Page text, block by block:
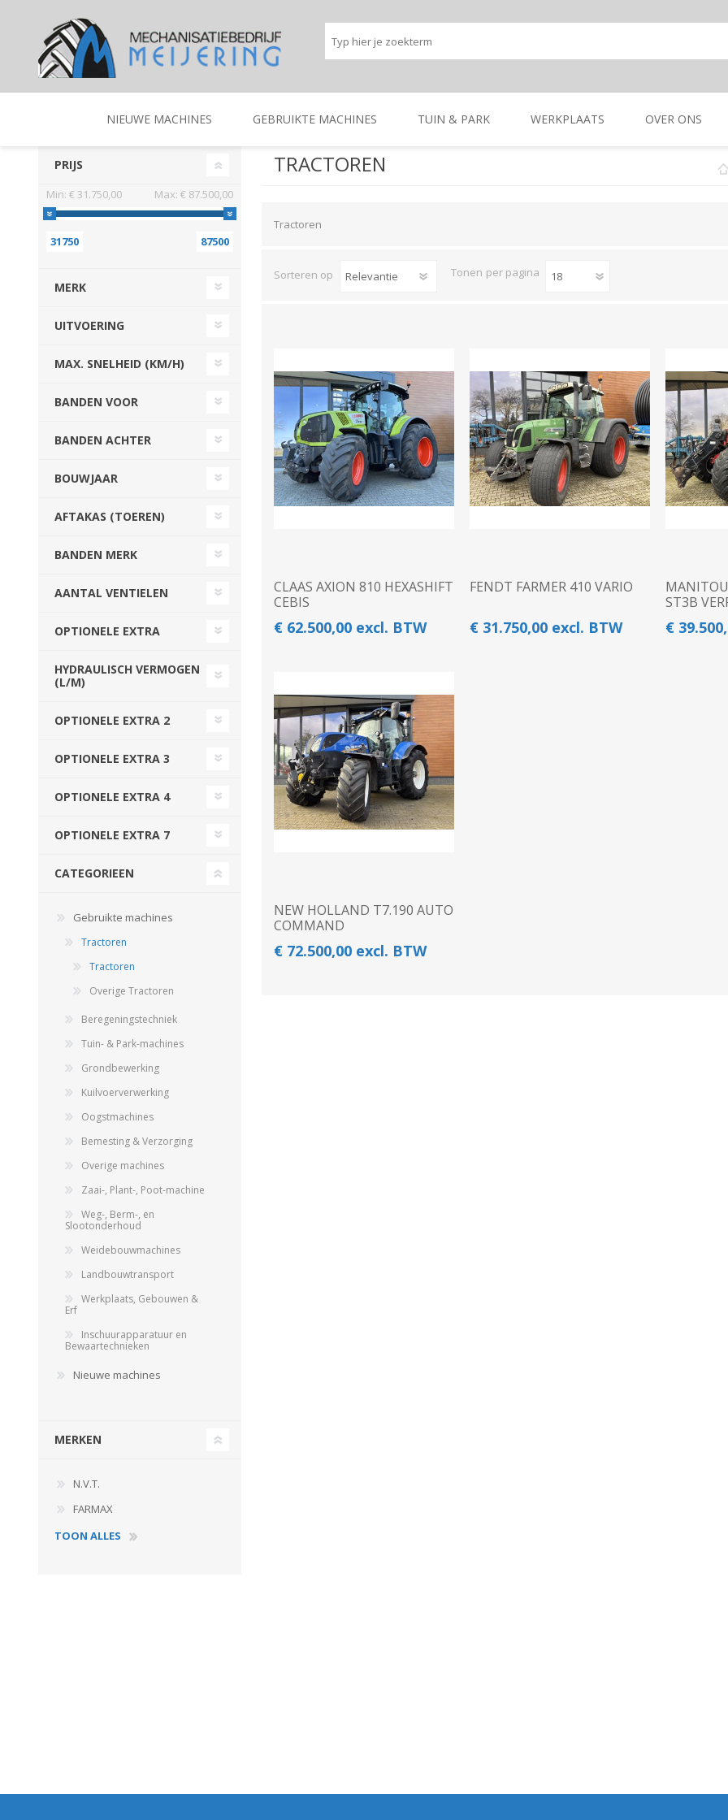
NIEUWE MACHINES
BEREGENINGSTECHNIEK
Beregeningspomp
Tractoren
Frontgewichten
Overige Tractoren
Diepwoeler
Spitmachines
Overige Grondbewerking
Loopmaaier
Kettingzaag
Zitmaaier
Veegmachine
Heggenschaar
Aanhangwagen
SYSTEMEN EN
OOGSTMACHINES OVERIGE MACHINES
LANDBOUWTRANSPORT
Landbouwkieper
GEBRUIKTE MACHINES
TRACTOREN BEREGENINGSTECHNIEK
Beregeningshaspel
Beregeningskanon
Spitmachines
Ploegen
VERZORGING
Kunstmeststrooier
OVERIGE MACHINES
ZAAI-, PLANT-, POOT-
MACHINE
WEG-, BERM-, EN
SLOOTONDERHOUD
WERKPLAATS,
Veegmachine
INSCHUURAPPARATUUR
EN BEWAARTECHNIEKEN
TUIN & PARK WERKPLAATS OVER ONS
Onze merken
TRACTOREN
Tractoren
Sorteren op Tonen per pagina
CLAAS AXION 810 HEXASHIFT
CEBIS
€ 62.500,00 excl. BTW
FENDT FARMER 410 VARIO
€ 31.750,00 excl. BTW
ST3B
€
NEW HOLLAND T7.190 AUTO
COMMAND
€ 72.500,00 excl. BTW
PRIJS
Min: € 31.750,00 Max: € 87.500,00
31750 87500
MERK
UITVOERING
MAX. SNELHEID (KM/H)
BANDEN VOOR
BANDEN ACHTER
BOUWJAAR
AFTAKAS (TOEREN)
BANDEN MERK
AANTAL VENTIELEN
OPTIONELE EXTRA
HYDRAULISCH VERMOGEN
(L/M)
OPTIONELE EXTRA 2
OPTIONELE EXTRA 3
OPTIONELE EXTRA 4
OPTIONELE EXTRA 7
CATEGORIEEN
Gebruikte machines
Tractoren
Tractoren
Overige Tractoren
Beregeningstechniek
Tuin- & Park-machines
Grondbewerking
Kuilvoerverwerking
Oogstmachines
Bemesting & Verzorging
Overige machines
Zaai-, Plant-, Poot-machine
Weg-, Berm-, en
Slootonderhoud
Weidebouwmachines
Landbouwtransport
Werkplaats, Gebouwen &
Erf
Inschuurapparatuur en
Bewaartechnieken
Nieuwe machines
MERKEN
N.V.T.
FARMAX
TOON ALLES